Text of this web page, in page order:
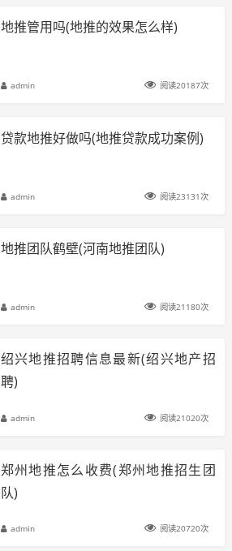
地推管用吗(地推的效果怎么样)
admin 阅读20187次
贷款地推好做吗(地推贷款成功案例)
admin 阅读23131次
地推团队鹤壁(河南地推团队)
admin 阅读21180次
绍兴地推招聘信息最新(绍兴地产招
聘)
admin 阅读21020次
郑州地推怎么收费(郑州地推招生团
队)
admin 阅读20720次